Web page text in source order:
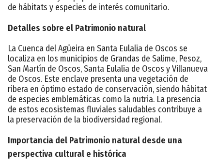
de hábitats y especies de interés comunitario.
Detalles sobre el Patrimonio natural
La Cuenca del Agüeira en Santa Eulalia de Oscos se
localiza en los municipios de Grandas de Salime, Pesoz,
San Martín de Oscos, Santa Eulalia de Oscos y Villanueva
de Oscos. Este enclave presenta una vegetación de
ribera en óptimo estado de conservación, siendo hábitat
de especies emblemáticas como la nutria. La presencia
de estos ecosistemas fluviales saludables contribuye a
la preservación de la biodiversidad regional.
Importancia del Patrimonio natural desde una
perspectiva cultural e histórica